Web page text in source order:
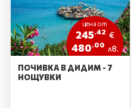
цена от
245 .42 €
480.00 лв.
ПОЧИВКА В ДИДИМ - 7
НОЩУВКИ